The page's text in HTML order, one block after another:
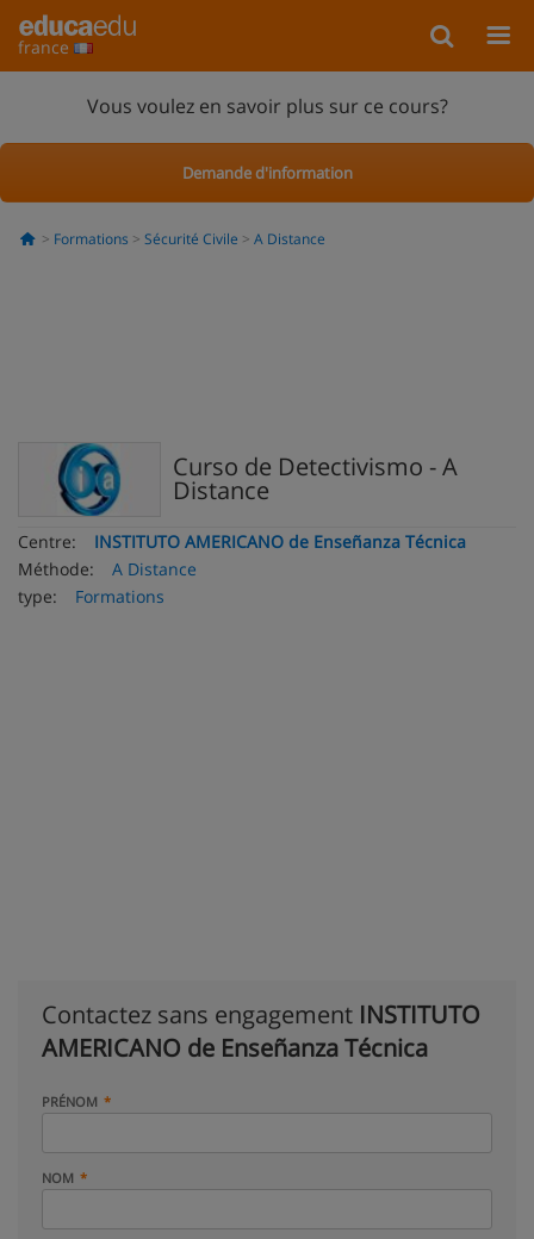
france
Vous voulez en savoir plus sur ce cours?
Demande d'information
Formations Sécurité Civile A Distance
Curso de Detectivismo - A
Distance
Centre:
INSTITUTO AMERICANO de Enseñanza Técnica
Méthode:
A Distance
type:
Formations
Contactez sans engagement INSTITUTO
AMERICANO de Enseñanza Técnica
PRÉNOM
NOM